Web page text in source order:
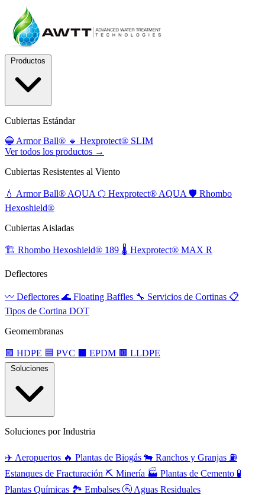
Cubiertas Estándar
🔵 Armor Ball® 🔹 Hexprotect® SLIM
Ver todos los productos →
Cubiertas Resistentes al Viento
💧 Armor Ball® AQUA ⬡ Hexprotect® AQUA 🛡️ Rhombo
Hexoshield®
Cubiertas Aisladas
🏗️ Rhombo Hexoshield® 189 🌡️ Hexprotect® MAX R
Deflectores
〰️ Deflectores 🌊 Floating Baffles 🔧 Servicios de Cortinas 📋
Tipos de Cortina DOT
Geomembranas
🟩 HDPE 🟦 PVC EPDM 🟫 LLDPE
Soluciones por Industria
✈️ Aeropuertos 🔥 Plantas de Biogás 🐄 Ranchos y Granjas ⛽
Estanques de Fracturación ⛏️ Minería 🏭 Plantas de Cemento 🧪
Plantas Químicas 🏞️ Embalses 🚰 Aguas Residuales